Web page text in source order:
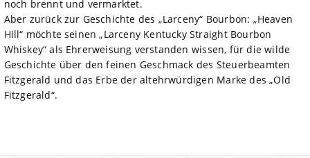
noch brennt und vermarktet.
Aber zurück zur Geschichte des „Larceny“ Bourbon: „Heaven
Hill“ möchte seinen „Larceny Kentucky Straight Bourbon
Whiskey“ als Ehrerweisung verstanden wissen, für die wilde
Geschichte über den feinen Geschmack des Steuerbeamten
Fitzgerald und das Erbe der altehrwürdigen Marke des „Old
Fitzgerald“.